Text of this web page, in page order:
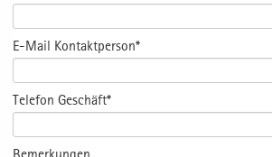
E-Mail Kontaktperson*
Telefon Geschäft*
Bemerkungen